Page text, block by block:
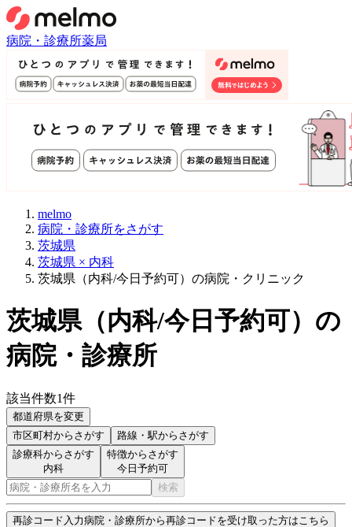
病院・診療所薬局
melmo
病院・診療所をさがす
茨城県
茨城県 × 内科
茨城県（内科/今日予約可）の病院・クリニック
茨城県（内科/今日予約可） の
病院・診療所
該当件数1件
都道府県を変更
市区町村からさがす 路線・駅からさがす
診療科からさがす
内科
特徴からさがす
今日予約可
検索
再診コード入力病院・診療所から再診コードを受け取った方はこちら